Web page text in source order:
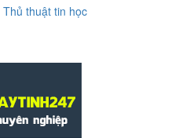
Thủ thuật tin học